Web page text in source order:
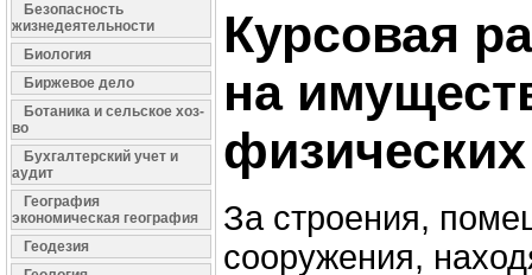
Безопасность
жизнедеятельности
Биология
Биржевое дело
Ботаника и сельское хоз-
во
Бухгалтерский учет и
аудит
География
экономическая география
Геодезия
Курсовая
на
За строения,
сооружения,